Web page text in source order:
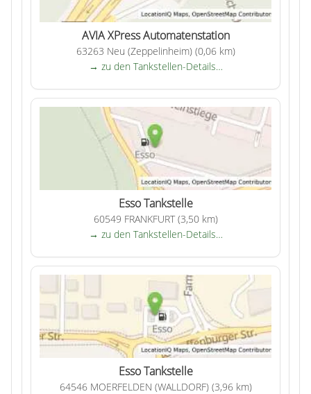
AVIA XPress Automatenstation
63263 Neu (Zeppelinheim) (0,06 km)
→ zu den Tankstellen-Details…
Esso Tankstelle
60549 FRANKFURT (3,50 km)
→ zu den Tankstellen-Details…
Esso Tankstelle
64546 MOERFELDEN (WALLDORF) (3,96 km)